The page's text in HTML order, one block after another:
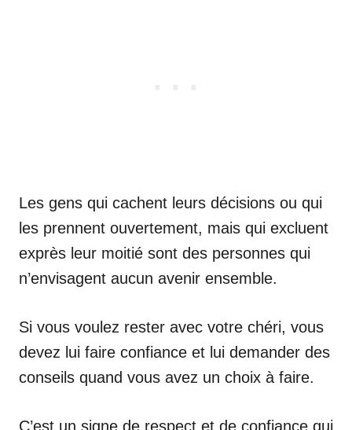
Les gens qui cachent leurs décisions ou qui
les prennent ouvertement, mais qui excluent
exprès leur moitié sont des personnes qui
n’envisagent aucun avenir ensemble.
Si vous voulez rester avec votre chéri, vous
devez lui faire confiance et lui demander des
conseils quand vous avez un choix à faire.
C’est un signe de respect et de confiance qui